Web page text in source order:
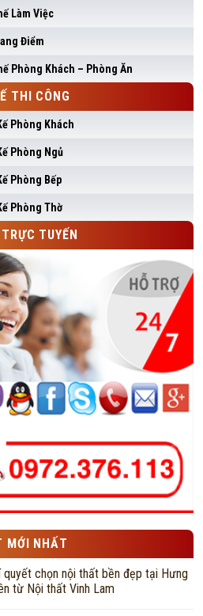
Làm Việc
Điểm
Phòng Khách – Phòng Ăn
THI CÔNG
Phòng Khách
Phòng Ngủ
Phòng Bếp
Phòng Thờ
TUYẾN
MỚI NHẤT
quyết chọn nội thất bền đẹp tại Hưng
từ Nội thất Vinh Lam